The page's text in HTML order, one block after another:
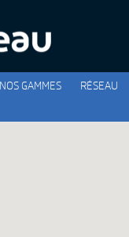
NOS GAMMES
RÉSEAU